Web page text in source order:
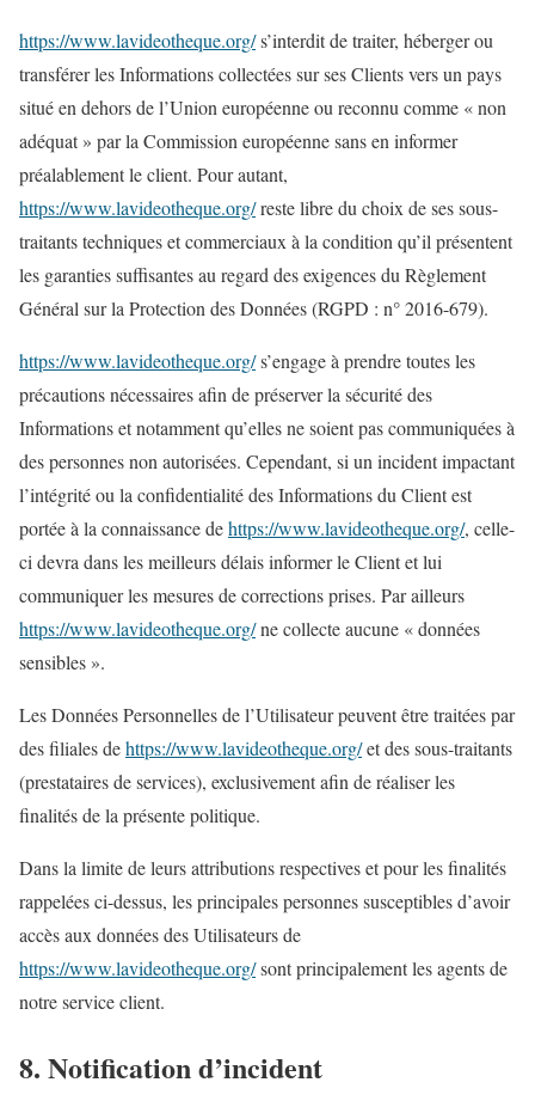
https://www.lavideotheque.org/s’interdit de traiter, héberger ou
transférer les Informations collectées sur ses Clients vers un pays
situé en dehors de l’Union européenne ou reconnu comme « non
adéquat » par la Commission européenne sans en informer
préalablement le client. Pour autant,
https://www.lavideotheque.org/reste libre du choix de ses sous-
traitants techniques et commerciaux à la condition qu’il présentent
les garanties suffisantes au regard des exigences du Règlement
Général sur la Protection des Données (RGPD : n° 2016-679).
https://www.lavideotheque.org/s’engage à prendre toutes les
précautions nécessaires afin de préserver la sécurité des
Informations et notamment qu’elles ne soient pas communiquées à
des personnes non autorisées. Cependant, si un incident impactant
l’intégrité ou la confidentialité des Informations du Client est
portée à la connaissance dehttps://www.lavideotheque.org/, celle-
ci devra dans les meilleurs délais informer le Client et lui
communiquer les mesures de corrections prises. Par ailleurs
https://www.lavideotheque.org/ne collecte aucune « données
sensibles ».
Les Données Personnelles de l’Utilisateur peuvent être traitées par
des filiales dehttps://www.lavideotheque.org/et des sous-traitants
(prestataires de services), exclusivement afin de réaliser les
finalités de la présente politique.
Dans la limite de leurs attributions respectives et pour les finalités
rappelées ci-dessus, les principales personnes susceptibles d’avoir
accès aux données des Utilisateurs de
https://www.lavideotheque.org/sont principalement les agents de
notre service client.
8. Notification d’incident